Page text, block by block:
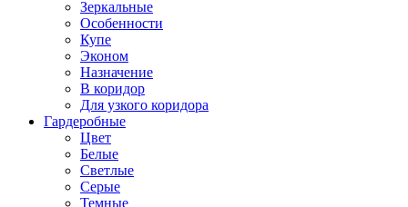
Зеркальные
Особенности
Купе
Эконом
Назначение
В коридор
Для узкого коридора
Гардеробные
Цвет
Белые
Светлые
Серые
Темные